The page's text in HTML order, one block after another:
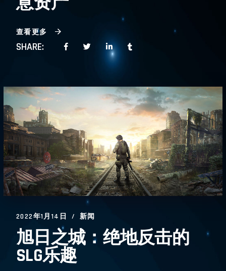
查看更多
SHARE:
2022年1月14日 新闻
旭日之城：绝地反击的
SLG乐趣